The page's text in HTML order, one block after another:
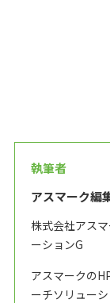
執筆者
アスマーク編
株式会社アス
ーションG
アスマークの
ーチソリュー